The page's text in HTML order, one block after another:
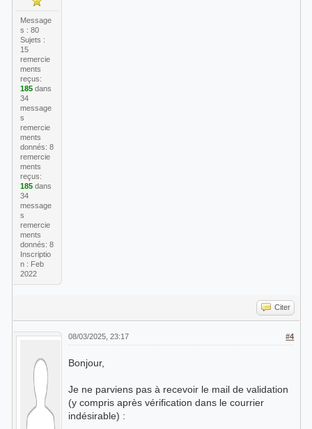
Message
s : 80
Sujets :
15
remercie
ments
reçus:
185dans
34
message
s
remercie
ments
donnés: 8
remercie
ments
reçus:
185dans
34
message
s
remercie
ments
donnés: 8
Inscriptio
n : Feb
2022
Citer
#4
08/03/2025, 23:17
Bonjour,
Je ne parviens pas à recevoir le mail de validation
(y compris après vérification dans le courrier
indésirable) :